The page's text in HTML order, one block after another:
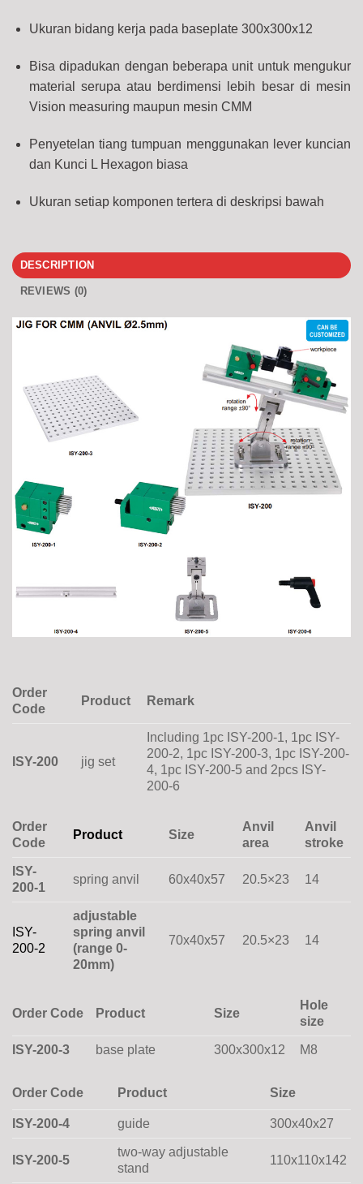
Ukuran bidang kerja pada baseplate 300x300x12
Bisa dipadukan dengan beberapa unit untuk mengukur
material serupa atau berdimensi lebih besar di mesin
Vision measuring maupun mesin CMM
Penyetelan tiang tumpuan menggunakan lever kuncian
dan Kunci L Hexagon biasa
Ukuran setiap komponen tertera di deskripsi bawah
DESCRIPTION
REVIEWS (0)
Order
Code
Product Remark
ISY-200 jig set
Including 1pc ISY-200-1, 1pc ISY-
200-2, 1pc ISY-200-3, 1pc ISY-200-
4, 1pc ISY-200-5 and 2pcs ISY-
200-6
Order
Code
Product Size
Anvil
area
Anvil
stroke
ISY-
200-1
spring anvil 60x40x57 20.5×23 14
ISY-
200-2
adjustable
spring anvil
(range 0-
20mm)
70x40x57 20.5×23 14
Order Code Product Size
Hole
size
ISY-200-3 base plate 300x300x12 M8
Order Code Product Size
ISY-200-4 guide 300x40x27
ISY-200-5
two-way adjustable
stand
110x110x142